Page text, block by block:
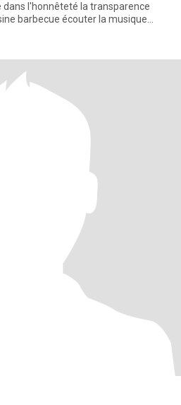
l'honnêteté la transparence
barbecue écouter la musique